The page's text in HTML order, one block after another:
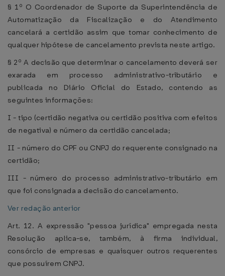
§ 1º O Coordenador de Suporte da Superintendência de
Automatização da Fiscalização e do Atendimento
cancelará a certidão assim que tomar conhecimento de
qualquer hipótese de cancelamento prevista neste artigo.
§ 2º A decisão que determinar o cancelamento deverá ser
exarada em processo administrativo-tributário e
publicada no Diário Oficial do Estado, contendo as
seguintes informações:
I - tipo (certidão negativa ou certidão positiva com efeitos
de negativa) e número da certidão cancelada;
II - número do CPF ou CNPJ do requerente consignado na
certidão;
III - número do processo administrativo-tributário em
que foi consignada a decisão do cancelamento.
Ver redação anterior
Art. 12. A expressão "pessoa jurídica" empregada nesta
Resolução aplica-se, também, à firma individual,
consórcio de empresas e quaisquer outros requerentes
que possuírem CNPJ.